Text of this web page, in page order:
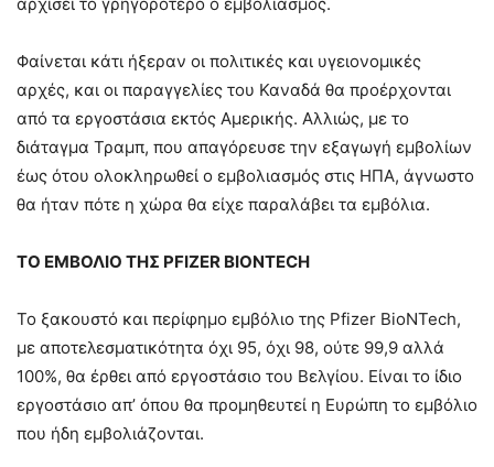
αρχίσει το γρηγορότερο ο εμβολιασμός.
Φαίνεται κάτι ήξεραν οι πολιτικές και υγειονομικές
αρχές, και οι παραγγελίες του Καναδά θα προέρχονται
από τα εργοστάσια εκτός Αμερικής. Αλλιώς, με το
διάταγμα Τραμπ, που απαγόρευσε την εξαγωγή εμβολίων
έως ότου ολοκληρωθεί ο εμβολιασμός στις ΗΠΑ, άγνωστο
θα ήταν πότε η χώρα θα είχε παραλάβει τα εμβόλια.
ΤΟ ΕΜΒΟΛΙΟ ΤΗΣ PFIZER BIONTECH
Το ξακουστό και περίφημο εμβόλιο της Pfizer BioNTech,
με αποτελεσματικότητα όχι 95, όχι 98, ούτε 99,9 αλλά
100%, θα έρθει από εργοστάσιο του Βελγίου. Είναι το ίδιο
εργοστάσιο απ’ όπου θα προμηθευτεί η Ευρώπη το εμβόλιο
που ήδη εμβολιάζονται.